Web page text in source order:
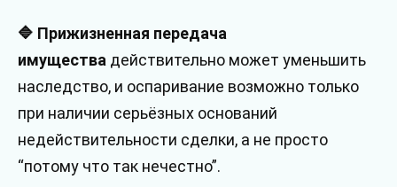
🔷 Прижизненная передача
имущества действительно может уменьшить
наследство, и оспаривание возможно только
при наличии серьёзных оснований
недействительности сделки, а не просто
“потому что так нечестно”.